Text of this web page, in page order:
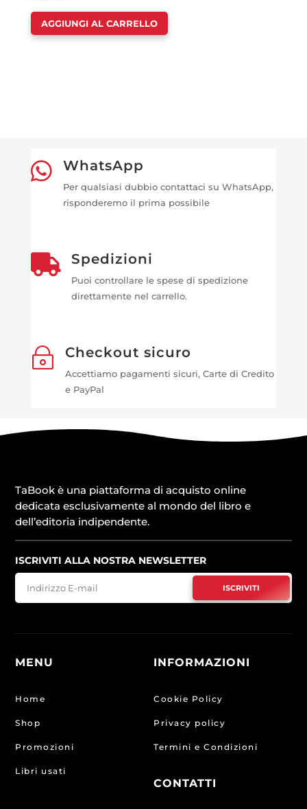
AGGIUNGI AL CARRELLO
 WhatsApp
Per qualsiasi dubbio contattaci su WhatsApp,
risponderemo il prima possibile
 Spedizioni
Puoi controllare le spese di spedizione
direttamente nel carrello.
~ Checkout sicuro
Accettiamo pagamenti sicuri, Carte di Credito
e PayPal
TaBook è una piattaforma di acquisto online
dedicata esclusivamente al mondo del libro e
dell’editoria indipendente.
ISCRIVITI ALLA NOSTRA NEWSLETTER
ISCRIVITI
MENU
Home
Shop
Promozioni
Libri usati
INFORMAZIONI
Cookie Policy
Privacy policy
Termini e Condizioni
CONTATTI